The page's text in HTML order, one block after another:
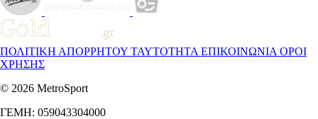
ΠΟΛΙΤΙΚΗ ΑΠΟΡΡΗΤΟΥ ΤΑΥΤΟΤΗΤΑ ΕΠΙΚΟΙΝΩΝΙΑ ΟΡΟΙ
ΧΡΗΣΗΣ
© 2026 MetroSport
ΓΕΜΗ: 059043304000